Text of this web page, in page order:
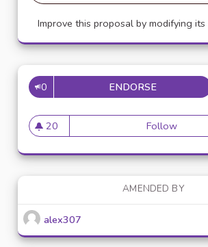
Improve this proposal by modifying
0 ENDORSE MISE EN
20
20 followers
FollowMise
AMENDED BY
alex307